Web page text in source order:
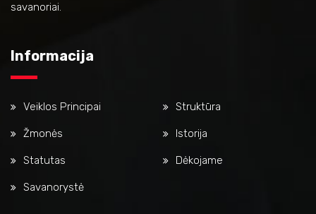
savanoriai.
Informacija
Veiklos Principai Struktūra
Žmonės Istorija
Statutas Dėkojame
Savanorystė